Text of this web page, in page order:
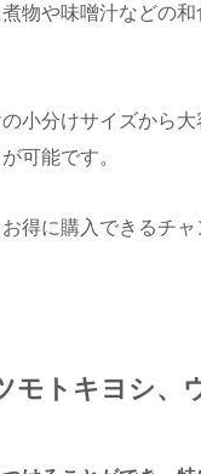
物や味噌汁などの
小分けサイズから
可能です。
得に購入できるチ
モトキヨシ、